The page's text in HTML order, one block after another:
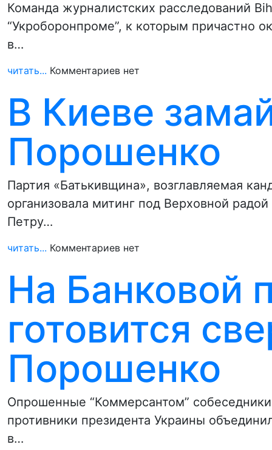
Команда журналистских расследований
“Укроборонпроме”, к которым причастно
в…
читать... Комментариев нет
В Киеве
Порошенко
Партия «Батькивщина», возглавляемая
организовала митинг под Верховной
Петру…
читать... Комментариев нет
На Банковой
готовится
Порошенко
Опрошенные “Коммерсантом”
противники президента Украины
в…